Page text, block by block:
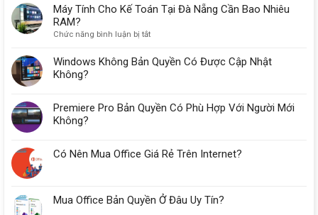
Máy Tính Cho Kế Toán Tại Đà Nẵng Cần Bao Nhiêu
RAM?
Chức năng bình luận bị tắtở
Tính
Cho
Tại
Bao
Windows Không Bản Quyền Có Được Cập Nhật
Không?
Premiere Pro Bản Quyền Có Phù Hợp Với Người Mới
Không?
Có Nên Mua Office Giá Rẻ Trên Internet?
Mua Office Bản Quyền Ở Đâu Uy Tín?